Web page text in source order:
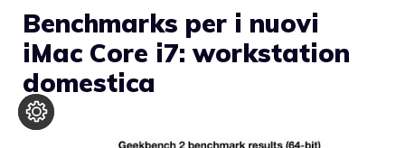
Benchmarks per i nuovi
iMac Core i7: workstation
domestica